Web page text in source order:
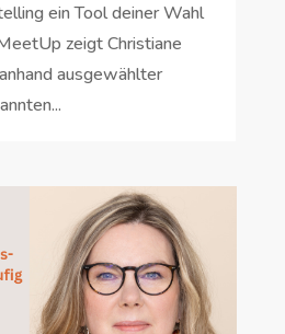
ein Tool deiner Wahl
zeigt Christiane
ausgewählter